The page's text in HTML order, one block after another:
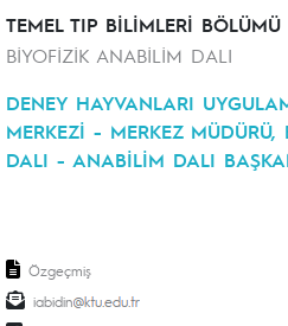
TEMEL TIP BİLİMLERİ BÖLÜMÜ
BİYOFİZİK ANABİLİM DALI
DENEY HAYVANLARI
MERKEZİ - MERKEZ
DALI - ANABİLİM DALI
Özgeçmiş
iabidin